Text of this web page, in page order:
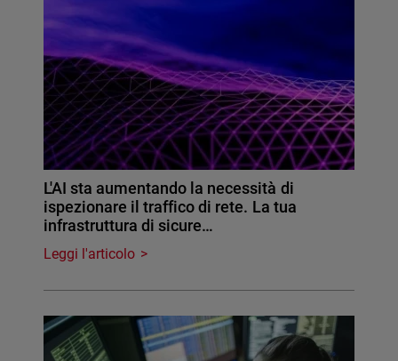
L'AI sta aumentando la necessità di
ispezionare il traffico di rete. La tua
infrastruttura di sicure…
Leggi l'articolo